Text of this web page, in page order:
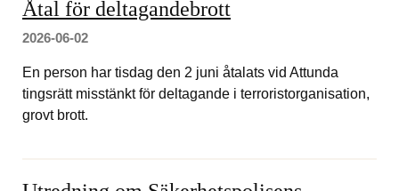
Åtal för deltagandebrott
2026-06-02
En person har tisdag den 2 juni åtalats vid Attunda
tingsrätt misstänkt för deltagande i terroristorganisation,
grovt brott.